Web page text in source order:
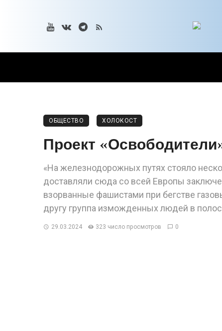
ОБЩЕСТВО ХОЛОКОСТ
Проект
«На железнодорожных путях стояло
доставляли сюда со всей Европы
взорванные фашистами при бегстве
другу группа изможденных людей в
29.03.2024 323 число просмотров 0